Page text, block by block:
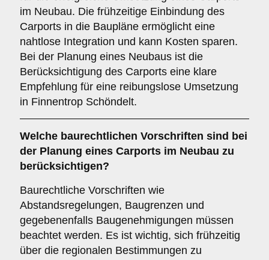
im Neubau. Die frühzeitige Einbindung des
Carports in die Baupläne ermöglicht eine
nahtlose Integration und kann Kosten sparen.
Bei der Planung eines Neubaus ist die
Berücksichtigung des Carports eine klare
Empfehlung für eine reibungslose Umsetzung
in Finnentrop Schöndelt.
Welche baurechtlichen Vorschriften sind bei
der Planung eines Carports im Neubau zu
berücksichtigen?
Baurechtliche Vorschriften wie
Abstandsregelungen, Baugrenzen und
gegebenenfalls Baugenehmigungen müssen
beachtet werden. Es ist wichtig, sich frühzeitig
über die regionalen Bestimmungen zu